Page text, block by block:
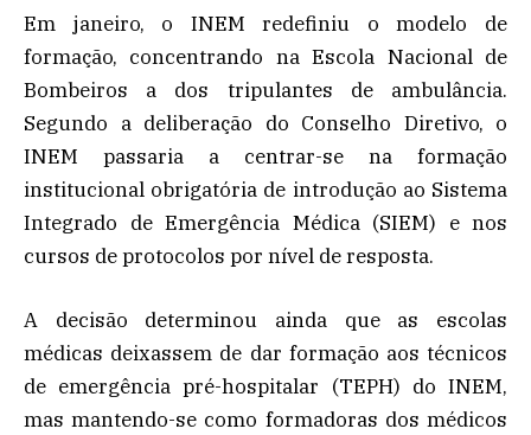
Em janeiro, o INEM redefiniu o modelo de
formação, concentrando na Escola Nacional de
Bombeiros a dos tripulantes de ambulância.
Segundo a deliberação do Conselho Diretivo, o
INEM passaria a centrar-se na formação
institucional obrigatória de introdução ao Sistema
Integrado de Emergência Médica (SIEM) e nos
cursos de protocolos por nível de resposta.
A decisão determinou ainda que as escolas
médicas deixassem de dar formação aos técnicos
de emergência pré-hospitalar (TEPH) do INEM,
mas mantendo-se como formadoras dos médicos